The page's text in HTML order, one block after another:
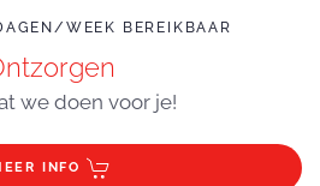
WEEK BEREIKBAAR
we doen voor je!
INFO